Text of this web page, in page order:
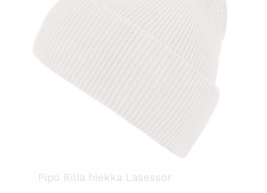
Pipo Rilia hiekka Lasessor